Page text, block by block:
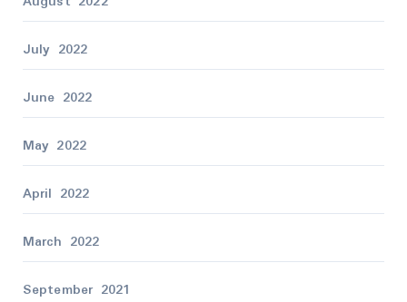
July 2022
June 2022
May 2022
April 2022
March 2022
September 2021